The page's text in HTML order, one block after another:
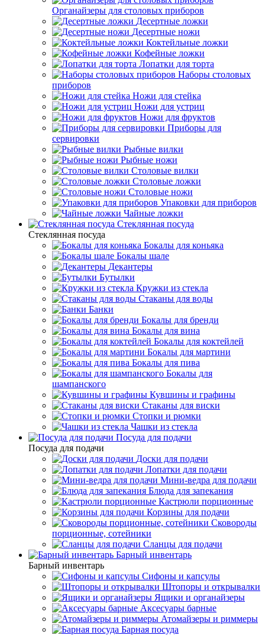
Органайзеры для столовых приборов
Десертные ложки
Десертные ножи
Коктейльные ложки
Кофейные ложки
Лопатки для торта
Наборы столовых
приборов
Ножи для стейка
Ножи для устриц
Ножи для фруктов
Приборы для
сервировки
Рыбные вилки
Рыбные ножи
Столовые вилки
Столовые ложки
Столовые ножи
Упаковки для приборов
Чайные ложки
Стеклянная посуда
Стеклянная посуда
Бокалы для коньяка
Бокалы шале
Декантеры
Бутылки
Кружки из стекла
Стаканы для воды
Банки
Бокалы для бренди
Бокалы для вина
Бокалы для коктейлей
Бокалы для мартини
Бокалы для пива
Бокалы для
шампанского
Кувшины и графины
Стаканы для виски
Стопки и рюмки
Чашки из стекла
Посуда для подачи
Посуда для подачи
Доски для подачи
Лопатки для подачи
Мини-ведра для подачи
Блюда для запекания
Кастрюли порционные
Корзины для подачи
Сковороды
порционные, сотейники
Сланцы для подачи
Барный инвентарь
Барный инвентарь
Сифоны и капсулы
Штопоры и открывалки
Ящики и органайзеры
Аксесуары барные
Атомайзеры и риммеры
Барная посуда